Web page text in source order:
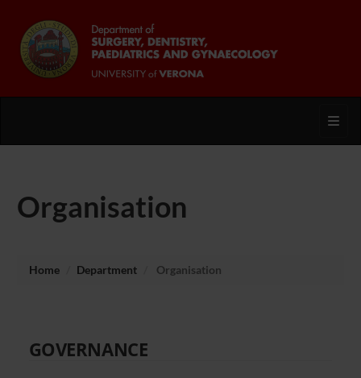
Organisation
Home Department Organisation
GOVERNANCE